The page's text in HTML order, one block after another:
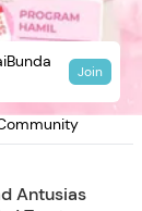
Join
Antusias